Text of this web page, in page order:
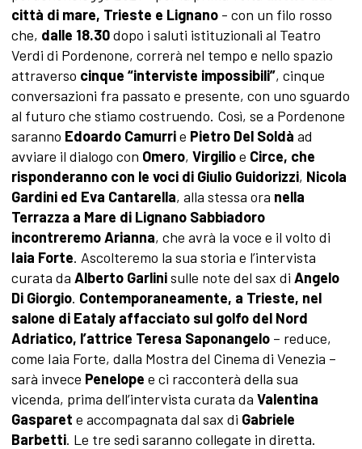
città di mare, Trieste e Lignano- con un filo rosso
che, dalle 18.30dopo i saluti istituzionali al Teatro
Verdi di Pordenone, correrà nel tempo e nello spazio
attraverso cinque “interviste impossibili”, cinque
conversazioni fra passato e presente, con uno sguardo
al futuro che stiamo costruendo. Così, se a Pordenone
saranno Edoardo Camurrie Pietro Del Soldà ad
avviare il dialogo con Omero, Virgilioe Circe, che
risponderanno con le voci di Giulio Guidorizzi, Nicola
Gardini ed Eva Cantarella, alla stessa ora nella
Terrazza a Mare di Lignano Sabbiadoro
incontreremo Arianna, che avrà la voce e il volto di
Iaia Forte. Ascolteremo la sua storia e l’intervista
curata da Alberto Garlinisulle note del sax di Angelo
Di Giorgio. Contemporaneamente, a Trieste, nel
salone di Eataly affacciato sul golfo del Nord
Adriatico, l’attrice Teresa Saponangelo– reduce,
come Iaia Forte, dalla Mostra del Cinema di Venezia –
sarà invece Penelope e ci racconterà della sua
vicenda, prima dell’intervista curata da Valentina
Gasparet e accompagnata dal sax di Gabriele
Barbetti. Le tre sedi saranno collegate in diretta.